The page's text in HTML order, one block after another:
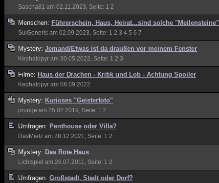
Sascha81 am 02.11.2023, Seite: 1 2
Menschen: Führerschein, Haus, Heirat...sind solche
SuiGeneris am 02.09.2023, Seite: 1 2 3 4 5 6 7
Mystery: Jemand/Etwas ist da draußen vor meinem Fenster
Kephalopyr am 30.05.2022, Seite: 1 2 3
Filme: Haus der Drachen - Kritik und Lob - Achtung Spoiler
Kephalopyr am 08.09.2022
Mystery: Kurioses "Geisterfoto"
prunge am 25.02.2019, Seite: 1 2
Umfragen: Penthouse oder Villa?
DasMietz am 28.12.2021, Seite: 1 2
Mystery: Das Rote Haus
Lichtspiel am 26.07.2011, Seite: 1 2
Umfragen: Großstadt, Stadt oder Dorf?